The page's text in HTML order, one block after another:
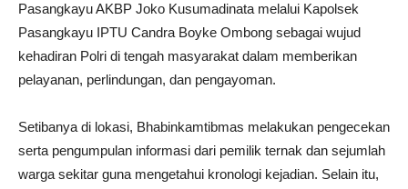
Pasangkayu AKBP Joko Kusumadinata melalui Kapolsek
Pasangkayu IPTU Candra Boyke Ombong sebagai wujud
kehadiran Polri di tengah masyarakat dalam memberikan
pelayanan, perlindungan, dan pengayoman.
Setibanya di lokasi, Bhabinkamtibmas melakukan pengecekan
serta pengumpulan informasi dari pemilik ternak dan sejumlah
warga sekitar guna mengetahui kronologi kejadian. Selain itu,